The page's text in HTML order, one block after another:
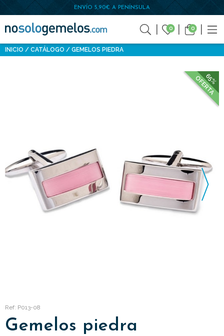
ENVÍO 5,90€ A PENÍNSULA
0 0
INICIO CATÁLOGO GEMELOS PIEDRA
65%
OFERTA
Ref: P013-08
Gemelos piedra